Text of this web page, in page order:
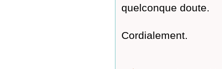
quelconque doute.
Cordialement.